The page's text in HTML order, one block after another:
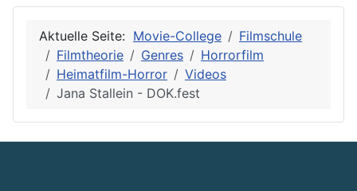
Aktuelle Seite: Movie-College
Filmschule
Filmtheorie
Genres
Horrorfilm
Heimatfilm-Horror
Videos
Jana Stallein - DOK.fest